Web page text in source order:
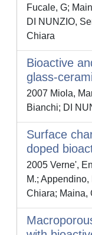
Fucale, G;
DI NUNZIO,
Chiara
Bioactive
glass-
2007 Miola,
Bianchi; DI
Surface
doped
2005 Verne',
M.;
Chiara; Maina,